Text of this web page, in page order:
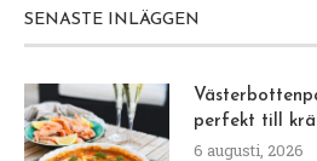
SENASTE INLÄGGEN
perfekt till
6 augusti, 2026